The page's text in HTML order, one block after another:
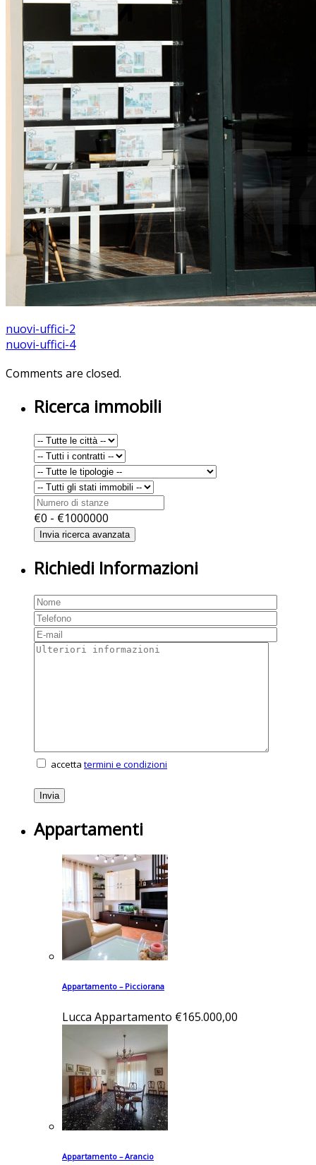
nuovi-uffici-2
nuovi-uffici-4
Comments are closed.
Ricerca immobili
€0 - €1000000
Richiedi Informazioni
accetta termini e condizioni
Appartamenti
Appartamento – Picciorana
Lucca Appartamento €165.000,00
Appartamento – Arancio